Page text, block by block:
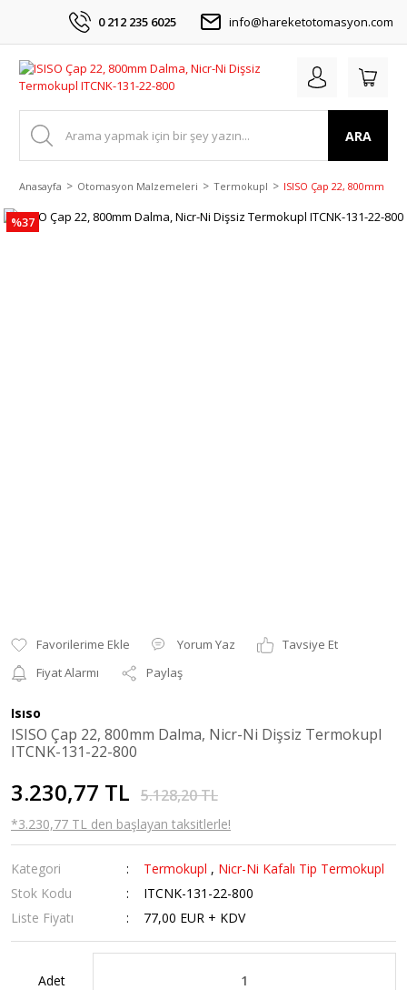
0 212 235 6025 info@hareketotomasyon.com
ARA
Anasayfa Otomasyon Malzemeleri Termokupl ISISO Çap 22, 800mm
%37
Yorum Yaz
Tavsiye Et
Fiyat Alarmı
Paylaş
Isıso
ISISO Çap 22, 800mm Dalma, Nicr-Ni Dişsiz Termokupl
ITCNK-131-22-800
3.230,77 TL 5.128,20 TL
*3.230,77 TL den başlayan taksitlerle!
Kategori Termokupl , Nicr-Ni Kafalı Tip Termokupl
Stok Kodu
ITCNK-131-22-800
Liste Fiyatı
77,00 EUR + KDV
Adet